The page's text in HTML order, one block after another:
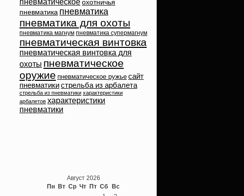
охотничья
пневматика пневматика
пневматика для охоты
пневматика магнум пневматика супермагнум
пневматическая винтовка
пневматическая винтовка для
охоты пневматическое
оружие пневматическое ружье сайт
пневматикистрельба из арбалета
стрельба из пневматики характеристики
арбалетов характеристики
пневматики
Август 2026
Пн Вт Ср Чт Пт Сб Вс